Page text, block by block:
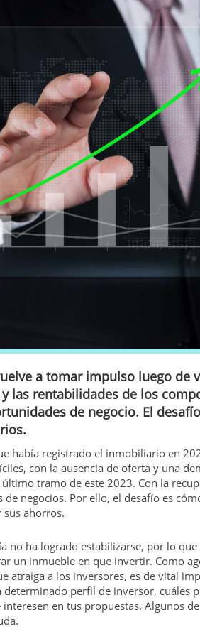
a tomar impulso luego de
las rentabilidades de los
de negocio. El
había registrado el inmobiliario en
con la ausencia de oferta y una
tramo de este 2023. Con la
de negocios. Por ello, el desafío es
sus ahorros.
no ha logrado estabilizarse, por lo
un inmueble en que invertir. Como
atraiga a los inversores, es de vital
perfil de inversor, cuáles
en tus propuestas. Algunos